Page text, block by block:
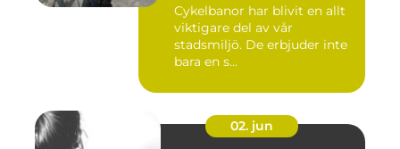
Cykelbanor har blivit en allt
viktigare del av vår
stadsmiljö. De erbjuder inte
bara en s...
02. jun